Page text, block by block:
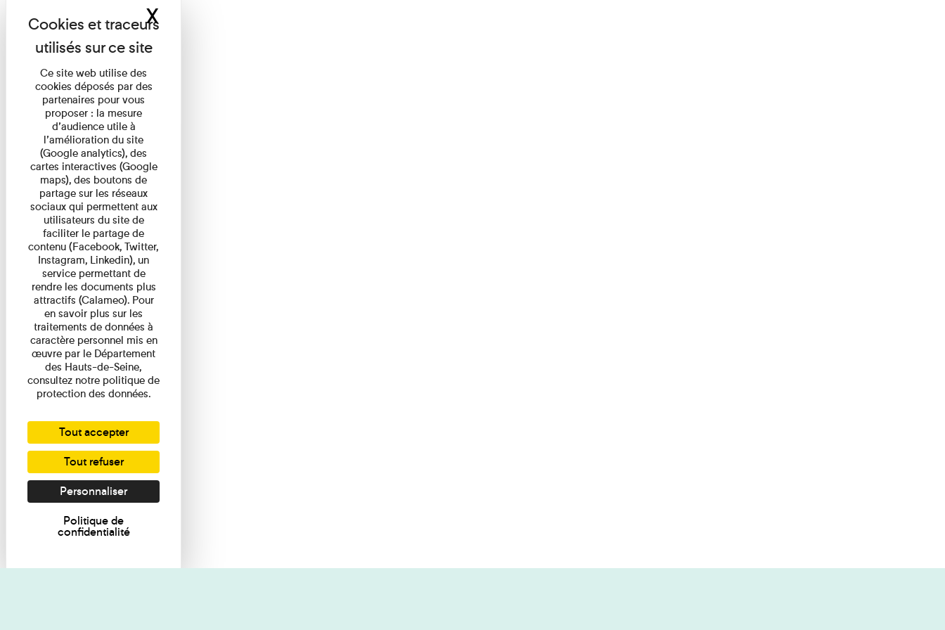
Ce site web utilise des
cookies déposés par des
partenaires pour vous
proposer : la mesure
d’audience utile à
l’amélioration du site
(Google analytics), des
cartes interactives (Google
maps), des boutons de
partage sur les réseaux
sociaux qui permettent aux
utilisateurs du site de
faciliter le partage de
contenu (Facebook, Twitter,
Instagram, Linkedin), un
service permettant de
rendre les documents plus
attractifs (Calameo). Pour
en savoir plus sur les
traitements de données à
caractère personnel mis en
œuvre par le Département
des Hauts-de-Seine,
consultez notre politique de
protection des données.
Tout accepter
Tout refuser
Personnaliser
Politique de
confidentialité
XMasquer le bandeau des cookies